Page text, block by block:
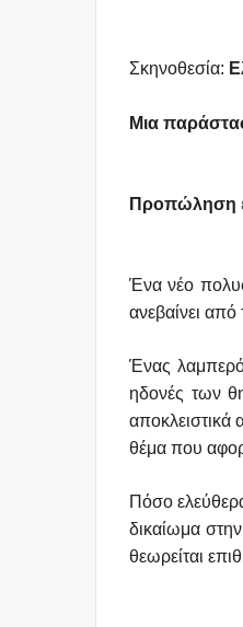
Σκηνοθεσία:
Μια
Προπώληση
Ένα νέο
ανεβαίνει
Ένας
ηδονές των
αποκλειστικά
θέμα που
Πόσο
δικαίωμα
θεωρείται